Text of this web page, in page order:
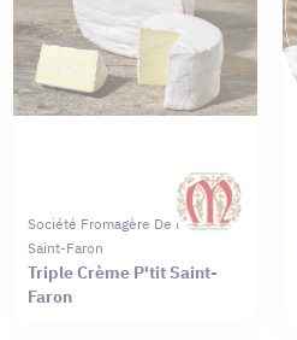
Société Fromagère De Meaux
Saint-Faron
Triple Crème P'tit Saint-
Faron